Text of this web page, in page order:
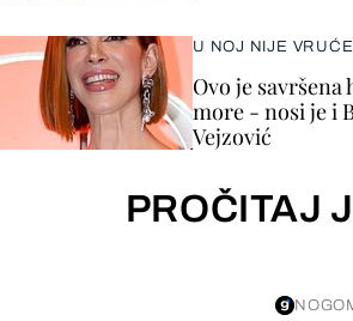
U NOJ NIJE VRUĆE
Ovo je
more - nosi je i
Vejzović
PROČITAJ